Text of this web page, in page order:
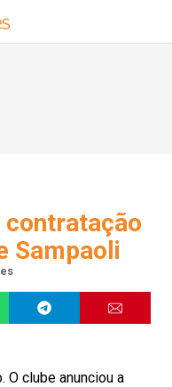
contratação
Sampaoli
O clube anunciou a